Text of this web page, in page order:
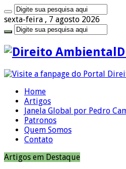
sexta-feira , 7 agosto 2026
Home
Artigos
Janela Global por Pedro
Patronos
Quem Somos
Contato
Artigos em Destaque